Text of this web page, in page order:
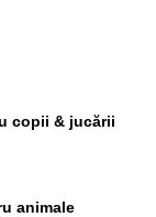
copii & jucării
animale